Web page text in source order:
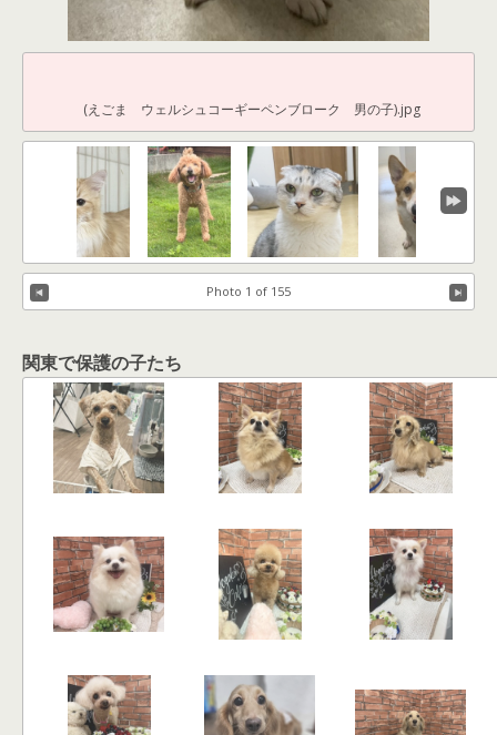
(えごま ウェルシュコーギーペンブローク 男の子).jpg
Photo 1 of 155
関東で保護の子たち